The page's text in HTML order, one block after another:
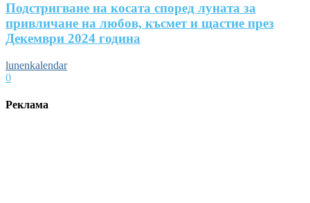
Подстригване на косата според луната за
привличане на любов, късмет и щастие през
Декември 2024 година
lunenkalendar
0
Реклама